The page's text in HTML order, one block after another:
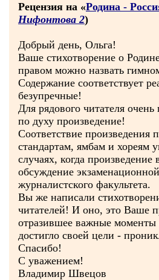
Рецензия на «Родина -
Нифонтова 2)
Добрый день, Ольга!
Ваше стихотворение о
правом можно назвать
Содержание соответствует
безупречные!
Для рядового читателя очень
по духу произведение!
Соответствие произведения
стандартам, ямбам и хореям
случаях, когда произведение
обсуждение
журналистского факультета.
Вы же написали
читателей! И оно, это Ваше
отразившее важные моменты
достигло своей цели -
Спасибо!
С уважением!
Владимир Швецов